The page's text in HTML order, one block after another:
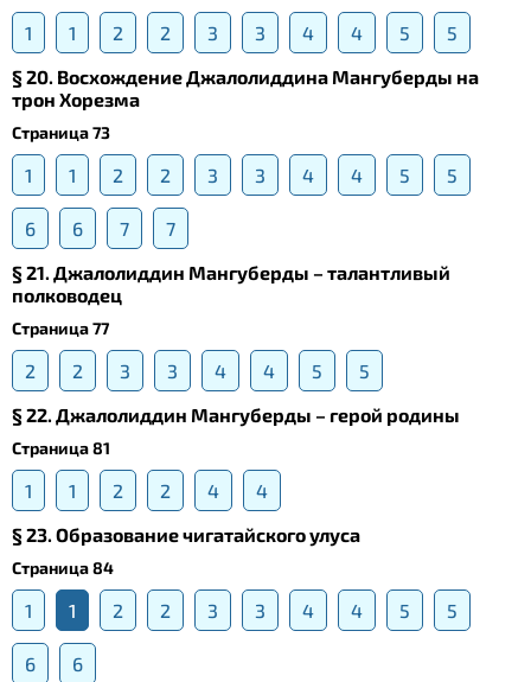
1 1 2 2 3 3 4 4 5
5
§ 20. Восхождение Джалолиддина Мангуберды на
трон Хорезма
Страница 73
1 1 2 2 3 3 4 4 5 5
6 6 7
7
§ 21. Джалолиддин Мангуберды – талантливый
полководец
Страница 77
2 2 3 3 4 4 5
5
§ 22. Джалолиддин Мангуберды – герой родины
Страница 81
1 1 2 2 4
4
§ 23. Образование чигатайского улуса
Страница 84
1 1 2 2 3 3 4 4 5 5
6
6